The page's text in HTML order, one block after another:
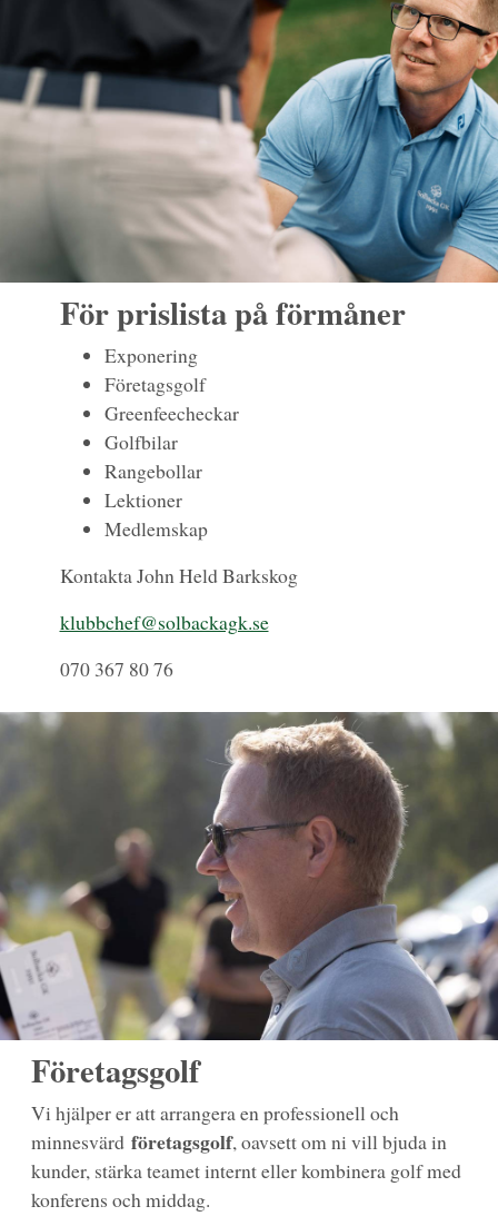
För prislista på förmåner
Exponering
Företagsgolf
Greenfeecheckar
Golfbilar
Rangebollar
Lektioner
Medlemskap
Kontakta John Held Barkskog
klubbchef@solbackagk.se
070 367 80 76
Företagsgolf
Vi hjälper er att arrangera en professionell och
minnesvärdföretagsgolf, oavsett om ni vill bjuda in
kunder, stärka teamet internt eller kombinera golf med
konferens och middag.